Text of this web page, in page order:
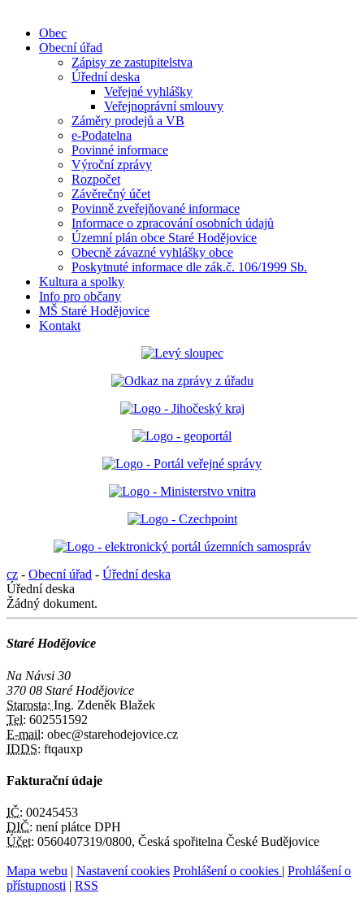
Obec
Obecní úřad
Zápisy ze zastupitelstva
Úřední deska
Veřejné vyhlášky
Veřejnoprávní smlouvy
Záměry prodejů a VB
e-Podatelna
Povinné informace
Výroční zprávy
Rozpočet
Závěrečný účet
Povinně zveřejňované informace
Informace o zpracování osobních údajů
Územní plán obce Staré Hodějovice
Obecně závazné vyhlášky obce
Poskytnuté informace dle zák.č. 106/1999 Sb.
Kultura a spolky
Info pro občany
MŠ Staré Hodějovice
Kontakt
cz - Obecní úřad - Úřední deska
Úřední deska
Žádný dokument.
Staré Hodějovice
Na Návsi 30
370 08 Staré Hodějovice
Starosta: Ing. Zdeněk Blažek
Tel: 602551592
E-mail: obec@starehodejovice.cz
IDDS: ftqauxp
Fakturační údaje
IČ: 00245453
DIČ: není plátce DPH
Účet: 0560407319/0800, Česká spořitelna České Budějovice
Mapa webu | Nastavení cookies Prohlášení o cookies | Prohlášení o
přístupnosti | RSS